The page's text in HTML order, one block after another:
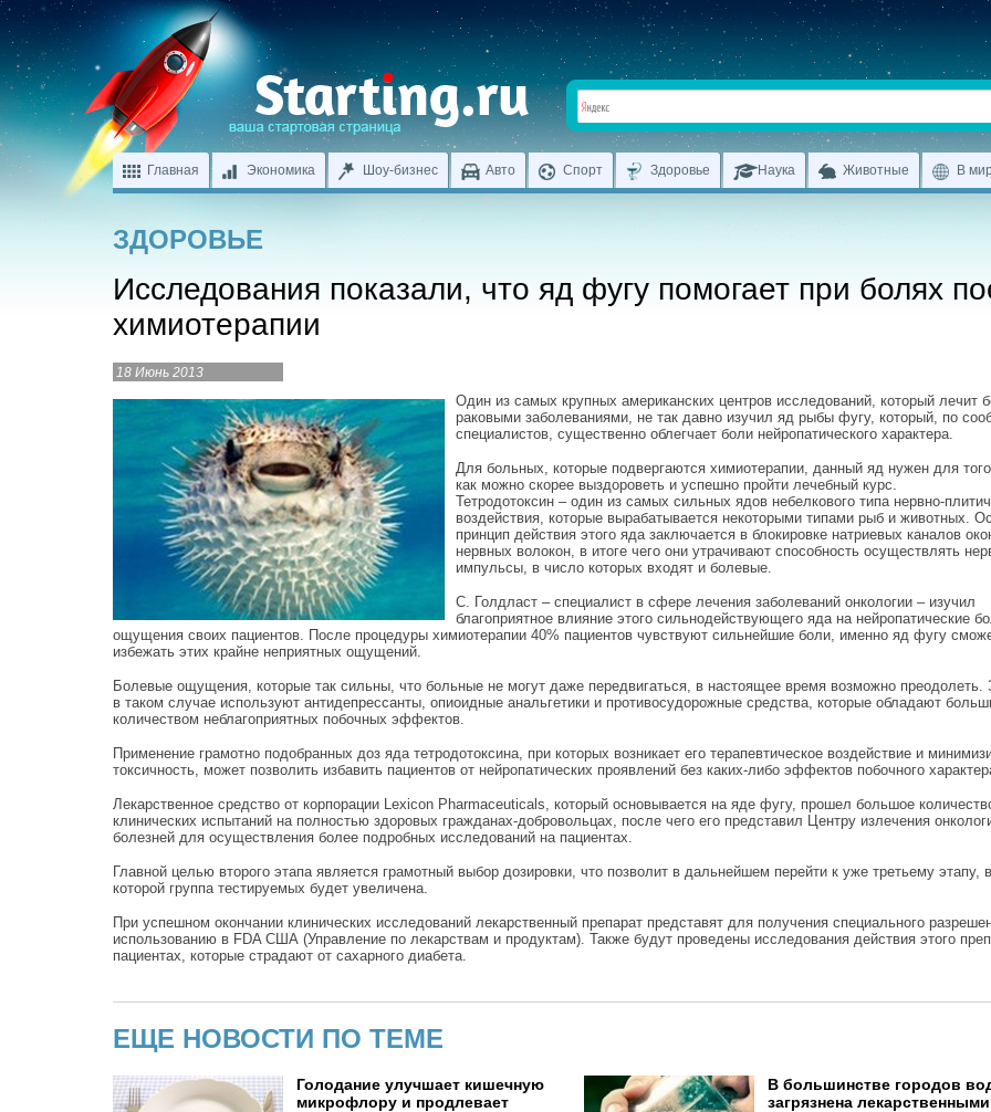
Главная Экономика Шоу-бизнес Авто Спорт Здоровье Наука Животные В
ЗДОРОВЬЕ
Исследования показали, что яд фугу помогает при болях
химиотерапии
18 Июнь 2013
Один из самых крупных американских центров исследований, который лечит
раковыми заболеваниями, не так давно изучил яд рыбы фугу, который, по
специалистов, существенно облегчает боли нейропатического характера.
Для больных, которые подвергаются химиотерапии, данный яд нужен для
как можно скорее выздороветь и успешно пройти лечебный курс.
Тетродотоксин – один из самых сильных ядов небелкового типа нервно-
воздействия, которые вырабатывается некоторыми типами рыб и животных.
принцип действия этого яда заключается в блокировке натриевых каналов
нервных волокон, в итоге чего они утрачивают способность осуществлять
импульсы, в число которых входят и болевые.
С. Голдласт – специалист в сфере лечения заболеваний онкологии – изучил
благоприятное влияние этого сильнодействующего яда на нейропатические
ощущения своих пациентов. После процедуры химиотерапии 40% пациентов чувствуют сильнейшие боли, именно яд фугу
избежать этих крайне неприятных ощущений.
Болевые ощущения, которые так сильны, что больные не могут даже передвигаться, в настоящее время возможно преодолеть.
в таком случае используют антидепрессанты, опиоидные анальгетики и противосудорожные средства, которые обладают
количеством неблагоприятных побочных эффектов.
Применение грамотно подобранных доз яда тетродотоксина, при которых возникает его терапевтическое воздействие и
токсичность, может позволить избавить пациентов от нейропатических проявлений без каких-либо эффектов побочного
Лекарственное средство от корпорации Lexicon Pharmaceuticals, который основывается на яде фугу, прошел большое
клинических испытаний на полностью здоровых гражданах-добровольцах, после чего его представил Центру излечения
болезней для осуществления более подробных исследований на пациентах.
Главной целью второго этапа является грамотный выбор дозировки, что позволит в дальнейшем перейти к уже третьему этапу,
которой группа тестируемых будет увеличена.
При успешном окончании клинических исследований лекарственный препарат представят для получения специального
использованию в FDA США (Управление по лекарствам и продуктам). Также будут проведены исследования действия этого
пациентах, которые страдают от сахарного диабета.
ЕЩЕ НОВОСТИ ПО ТЕМЕ
Голодание улучшает кишечную
микрофлору и продлевает
В большинстве городов
загрязнена лекарственными